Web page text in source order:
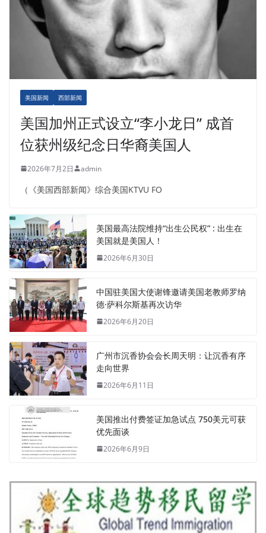
美国新闻 西部新闻
美国加州正式设立“李小龙日” 成首
位获州级纪念日华裔美国人
2026年7月2日 admin
（《美国西部新闻》综合美国KTVU FO
美国最高法院维持“出生公民权” : 出生在
美国就是美国人！
2026年6月30日
中国驻美国大使谢锋邀请美国老教师罗纳
德·萨科尔斯基再次访华
2026年6月20日
广州市沉香协会会长周天明：让沉香有序
走向世界
2026年6月11日
美国推出付费签证加急试点 750美元可获
优先面谈
2026年6月9日